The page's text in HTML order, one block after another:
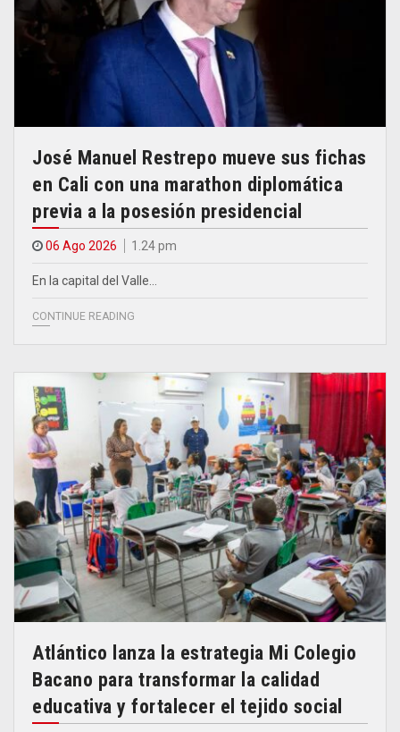
José Manuel Restrepo mueve sus fichas
en Cali con una marathon diplomática
previa a la posesión presidencial
06 Ago 2026 1.24 pm
En la capital del Valle…
CONTINUE READING
Atlántico lanza la estrategia Mi Colegio
Bacano para transformar la calidad
educativa y fortalecer el tejido social